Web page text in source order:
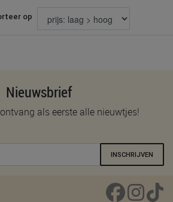
op
Nieuwsbrief
als eerste alle nieuwtjes!
INSCHRIJVEN